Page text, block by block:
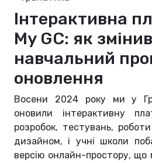
Інтерактивна
My GC: як
навчальний
оновлення
Восени 2024 року ми у
оновили інтерактивну
розробок, тестувань,
дизайном, і учні школи
версію онлайн-простору, що